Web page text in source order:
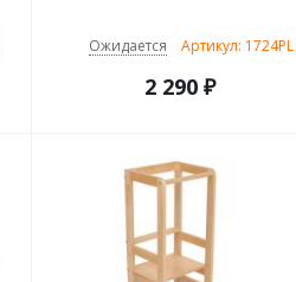
Ожидается Артикул: 1724PL
2 290₽